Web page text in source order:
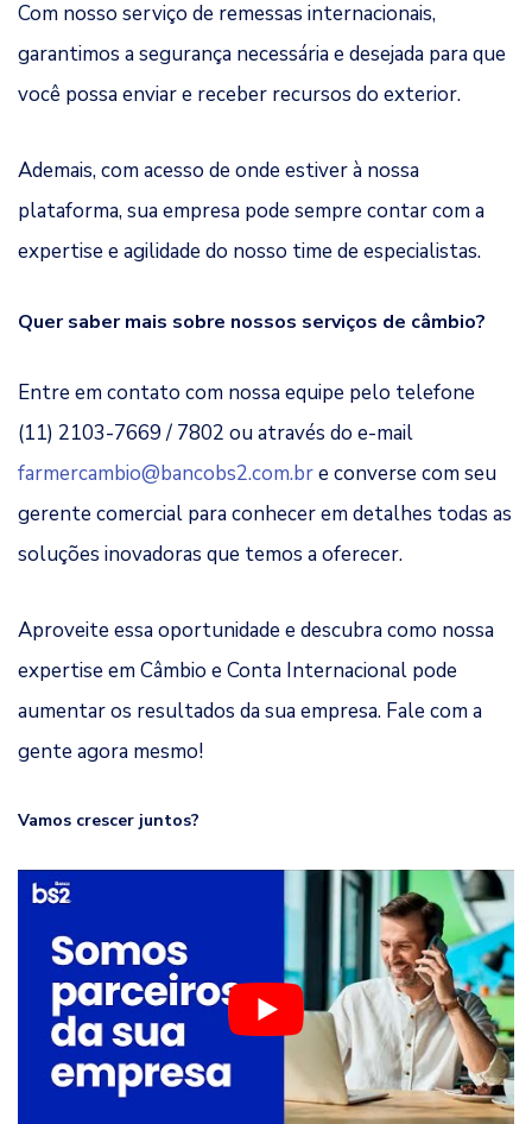
Com nosso serviço de remessas internacionais,
garantimos a segurança necessária e desejada para que
você possa enviar e receber recursos do exterior.
Ademais, com acesso de onde estiver à nossa
plataforma, sua empresa pode sempre contar com a
expertise e agilidade do nosso time de especialistas.
Quer saber mais sobre nossos serviços de câmbio?
Entre em contato com nossa equipe pelo telefone
(11) 2103-7669 / 7802 ou através do e-mail
farmercambio@bancobs2.com.bre converse com seu
gerente comercial para conhecer em detalhes todas as
soluções inovadoras que temos a oferecer.
Aproveite essa oportunidade e descubra como nossa
expertise em Câmbio e Conta Internacional pode
aumentar os resultados da sua empresa. Fale com a
gente agora mesmo!
Vamos crescer juntos?